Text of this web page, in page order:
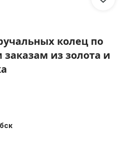
колец по
из золота и